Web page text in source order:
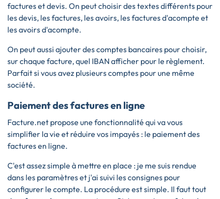
factures et devis. On peut choisir des textes différents pour
les devis, les factures, les avoirs, les factures d'acompte et
les avoirs d'acompte.
On peut aussi ajouter des comptes bancaires pour choisir,
sur chaque facture, quel IBAN afficher pour le règlement.
Parfait si vous avez plusieurs comptes pour une même
société.
Paiement des factures en ligne
Facture.net propose une fonctionnalité qui va vous
simplifier la vie et réduire vos impayés : le paiement des
factures en ligne.
C'est assez simple à mettre en place : je me suis rendue
dans les paramètres et j'ai suivi les consignes pour
configurer le compte. La procédure est simple. Il faut tout